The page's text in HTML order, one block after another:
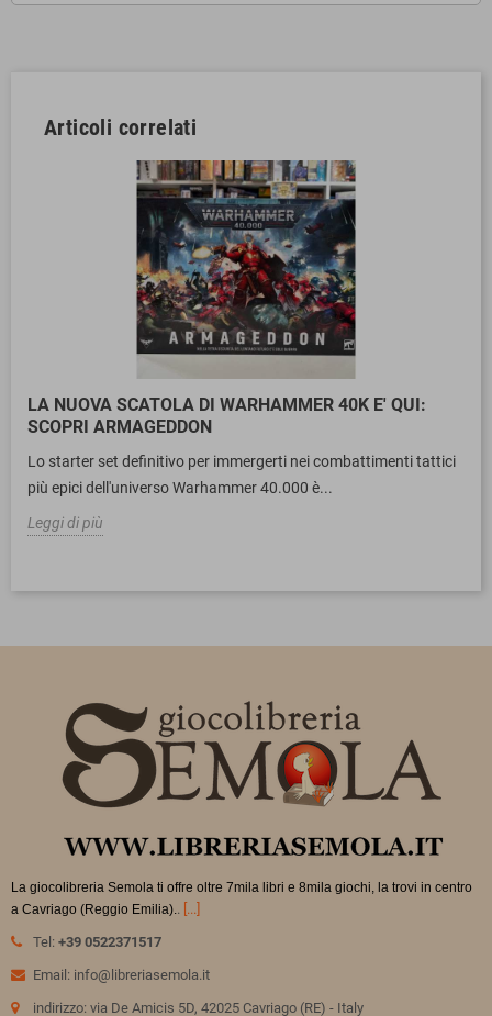
Articoli correlati
LA NUOVA SCATOLA DI WARHAMMER 40K E' QUI:
SCOPRI ARMAGEDDON
Lo starter set definitivo per immergerti nei combattimenti tattici
più epici dell'universo Warhammer 40.000 è...
Leggi di più
La giocolibreria Semola ti offre oltre 7mila libri e 8mila giochi, la trovi in centro
a Cavriago (Reggio Emilia). . [...]
Tel: +39 0522371517
Email: info@libreriasemola.it
indirizzo: via De Amicis 5D, 42025 Cavriago (RE) - Italy